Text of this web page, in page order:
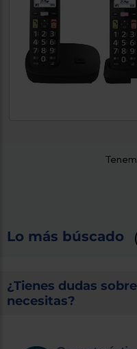
Lo más búscado
¿Tienes dudas
necesitas?